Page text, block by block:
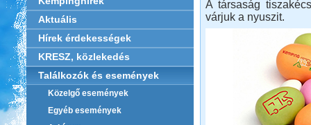
Aktuális
Hírek érdekességek
KRESZ, közlekedés
Találkozók és események
Közelgő események
Egyéb események
A társaság
várjuk a nyuszit.